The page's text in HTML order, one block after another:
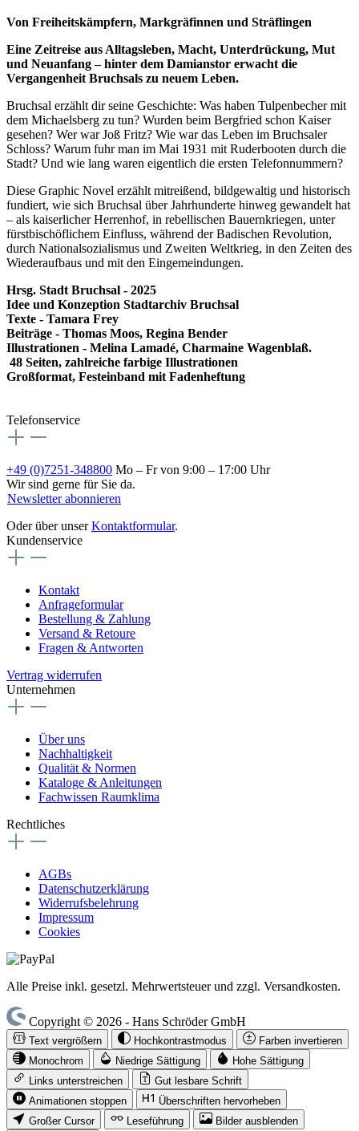
Von Freiheitskämpfern, Markgräfinnen und Sträflingen
Eine Zeitreise aus Alltagsleben, Macht, Unterdrückung, Mut
und Neuanfang – hinter dem Damianstor erwacht die
Vergangenheit Bruchsals zu neuem Leben.
Bruchsal erzählt dir seine Geschichte: Was haben Tulpenbecher mit
dem Michaelsberg zu tun? Wurden beim Bergfried schon Kaiser
gesehen? Wer war Joß Fritz? Wie war das Leben im Bruchsaler
Schloss? Warum fuhr man im Mai 1931 mit Ruderbooten durch die
Stadt? Und wie lang waren eigentlich die ersten Telefonnummern?
Diese Graphic Novel erzählt mitreißend, bildgewaltig und historisch
fundiert, wie sich Bruchsal über Jahrhunderte hinweg gewandelt hat
– als kaiserlicher Herrenhof, in rebellischen Bauernkriegen, unter
fürst­bischöflichem Einfluss, während der Badischen Revolution,
durch National­sozialismus und Zweiten Weltkrieg, in den Zeiten des
Wiederaufbaus und mit den Eingemeindungen.
Hrsg. Stadt Bruchsal - 2025
Idee und Konzeption Stadtarchiv Bruchsal
Texte - Tamara Frey
Beiträge - Thomas Moos, Regina Bender
Illustrationen - Melina Lamadé, Charmaine Wagenblaß.
48 Seiten, zahlreiche farbige Illustrationen
Großformat, Festeinband mit Fadenheftung
Telefonservice
+49 (0)7251-348800 Mo – Fr von 9:00 – 17:00 Uhr
Wir sind gerne für Sie da.
Newsletter abonnieren
Oder über unserKontaktformular.
Kundenservice
Kontakt
Anfrageformular
Bestellung & Zahlung
Versand & Retoure
Fragen & Antworten
Vertrag widerrufen
Unternehmen
Über uns
Nachhaltigkeit
Qualität & Normen
Kataloge & Anleitungen
Fachwissen Raumklima
Rechtliches
AGBs
Datenschutzerklärung
Widerrufsbelehrung
Impressum
Cookies
Alle Preise inkl. gesetzl. Mehrwertsteuer und zzgl. Versandkosten.
Copyright © 2026 - Hans Schröder GmbH
Text vergrößern Hochkontrastmodus
Farben invertieren
Monochrom
Niedrige Sättigung
Hohe Sättigung
Links unterstreichen
Gut lesbare Schrift
Animationen stoppen
Überschriften hervorheben
Großer Cursor
Leseführung Bilder ausblenden